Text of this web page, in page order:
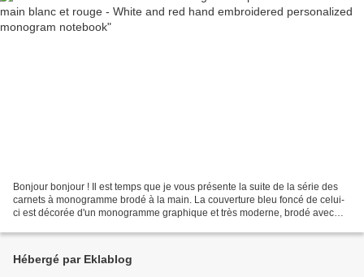
Bonjour bonjour ! Il est temps que je vous présente la suite de la série des
carnets à monogramme brodé à la main. La couverture bleu foncé de celui-
ci est décorée d'un monogramme graphique et très moderne, brodé avec
Hébergé par Eklablog